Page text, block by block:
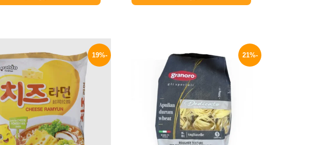
-21%
الأصلي
هو:
150 EGP.
-19%
الأصلي
هو:
140 EGP.
هو:
114 EGP.